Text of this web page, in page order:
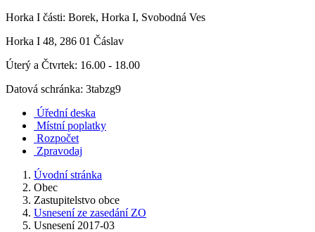
Horka I části: Borek, Horka I, Svobodná Ves
Horka I 48, 286 01 Čáslav
Úterý a Čtvrtek: 16.00 - 18.00
Datová schránka: 3tabzg9
Úřední deska
Místní poplatky
Rozpočet
Zpravodaj
Úvodní stránka
Obec
Zastupitelstvo obce
Usnesení ze zasedání ZO
Usnesení 2017-03